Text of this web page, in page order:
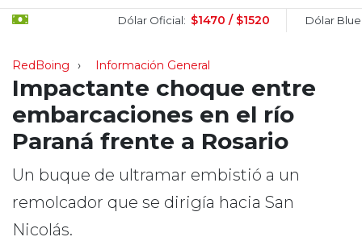
Dólar Oficial: $1470 / $1520 Dólar Blue: $1505
RedBoing Información General
Impactante choque entre
embarcaciones en el río
Paraná frente a Rosario
Un buque de ultramar embistió a un
remolcador que se dirigía hacia San
Nicolás.